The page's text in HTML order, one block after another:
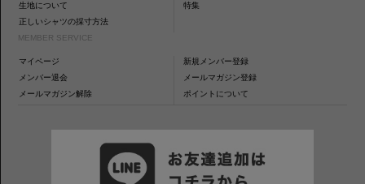
生地について
特集
正しいシャツの採寸方法
MEMBER SERVICE
マイページ
新規メンバー登録
メンバー退会
メールマガジン登録
メールマガジン解除
ポイントについて